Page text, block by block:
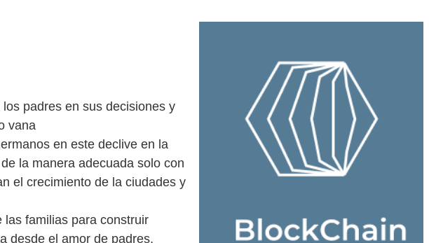
padres en sus decisiones y
vana
en este declive en la
la manera adecuada solo con
el crecimiento de la ciudades y
las familias para construir
desde el amor de padres,